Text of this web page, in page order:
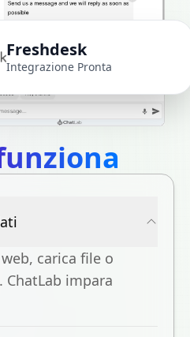
Freshdesk
Integrazione Pronta
carica file o
impara